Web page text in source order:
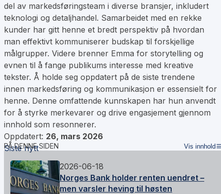
del av markedsføringsteam i diverse bransjer, inkludert
teknologi og detaljhandel. Samarbeidet med en rekke
kunder har gitt henne et bredt perspektiv på hvordan
man effektivt kommuniserer budskap til forskjellige
målgrupper. Videre brenner Emma for storytelling og
evnen til å fange publikums interesse med kreative
tekster. Å holde seg oppdatert på de siste trendene
innen markedsføring og kommunikasjon er essensielt for
henne. Denne omfattende kunnskapen har hun anvendt
for å styrke merkevarer og drive engasjement gjennom
innhold som resonnerer.
Oppdatert: 26, mars 2026
PÅ DENNE SIDEN Vis innhold
Siste nytt
2026-06-18
Norges Bank holder renten uendret –
men varsler heving til høsten